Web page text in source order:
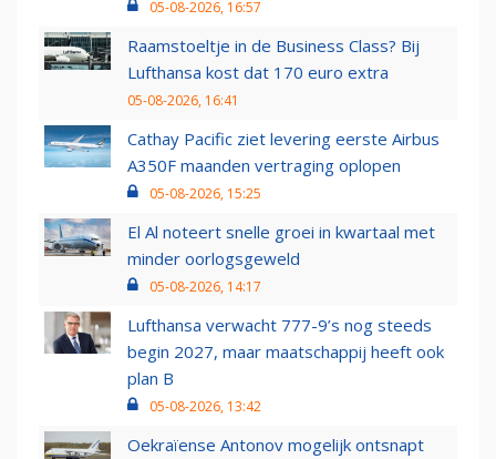
05-08-2026, 16:57
Raamstoeltje in de Business Class? Bij
Lufthansa kost dat 170 euro extra
05-08-2026, 16:41
Cathay Pacific ziet levering eerste Airbus
A350F maanden vertraging oplopen
05-08-2026, 15:25
El Al noteert snelle groei in kwartaal met
minder oorlogsgeweld
05-08-2026, 14:17
Lufthansa verwacht 777-9’s nog steeds
begin 2027, maar maatschappij heeft ook
plan B
05-08-2026, 13:42
Oekraïense Antonov mogelijk ontsnapt